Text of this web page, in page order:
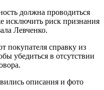
должна проводиться
исключить риск признания
Левченко.
покупателя справку из
убедиться в отсутствии
описания и фото